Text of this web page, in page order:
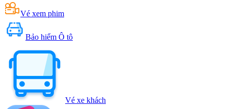
Vé xem phim
Bảo hiểm Ô tô
Vé xe khách